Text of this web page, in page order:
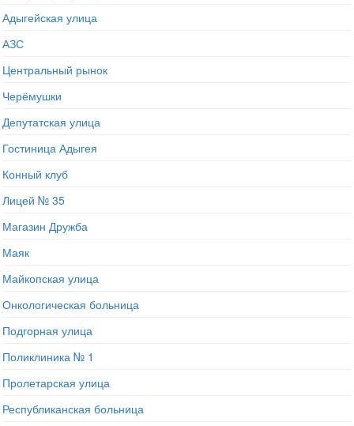
Адыгейская улица
АЗС
Центральный рынок
Черёмушки
Депутатская улица
Гостиница Адыгея
Конный клуб
Лицей № 35
Магазин Дружба
Маяк
Майкопская улица
Онкологическая больница
Подгорная улица
Поликлиника № 1
Пролетарская улица
Республиканская больница